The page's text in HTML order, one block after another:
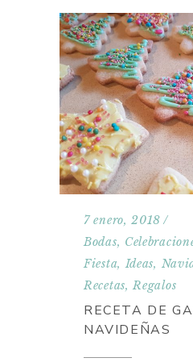
7 enero, 2018
Bodas,
Fiesta,Ideas,
Recetas,Regalos
RECETA DE
NAVIDEÑAS